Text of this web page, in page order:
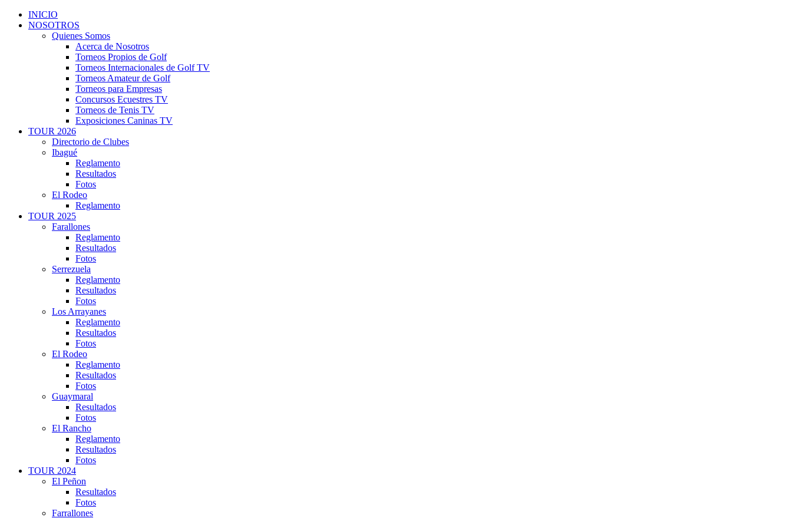
INICIO
NOSOTROS
Quienes Somos
Acerca de Nosotros
Torneos Propios de Golf
Torneos Internacionales de Golf TV
Torneos Amateur de Golf
Torneos para Empresas
Concursos Ecuestres TV
Torneos de Tenis TV
Exposiciones Caninas TV
TOUR 2026
Directorio de Clubes
Ibagué
Reglamento
Resultados
Fotos
El Rodeo
Reglamento
TOUR 2025
Farallones
Reglamento
Resultados
Fotos
Serrezuela
Reglamento
Resultados
Fotos
Los Arrayanes
Reglamento
Resultados
Fotos
El Rodeo
Reglamento
Resultados
Fotos
Guaymaral
Resultados
Fotos
El Rancho
Reglamento
Resultados
Fotos
TOUR 2024
El Peñon
Resultados
Fotos
Farrallones